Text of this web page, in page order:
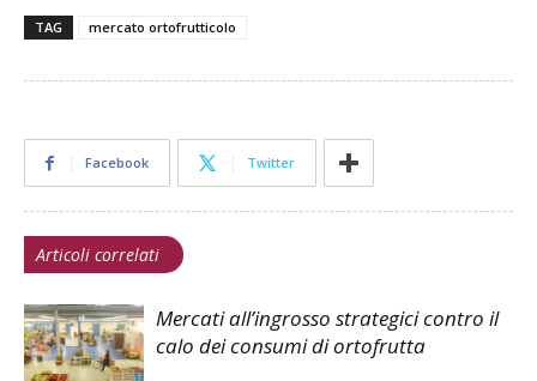
TAG mercato ortofrutticolo
Facebook Twitter
Articoli correlati
Mercati all’ingrosso strategici contro il
calo dei consumi di ortofrutta